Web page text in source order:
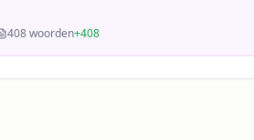
408woorden+408